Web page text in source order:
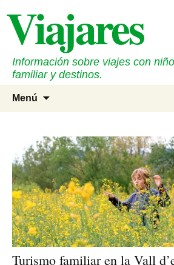
contenido
Viajares
Información sobre viajes con
familiar y destinos.
Menú
Turismo familiar en la Vall